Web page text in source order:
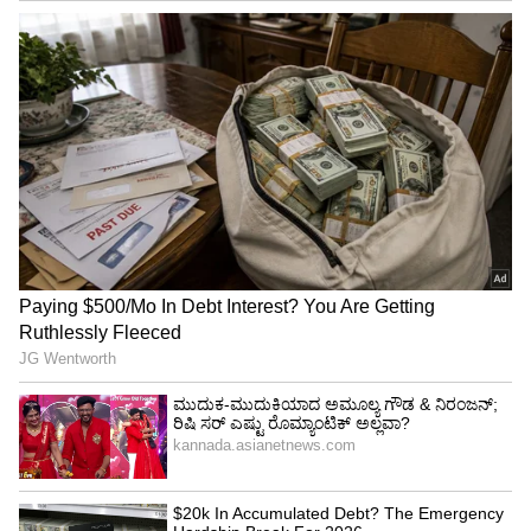
ಕೇವಲ ಐದು ವರ್ಷದವರಾಗಿದ್ದಾಗ ಅವರ ತಂದೆ ದೀನನಾಥ್
ಮಂಗೇಶ್ಕರ್ ಅವರ ಸಂಗೀತ ನಾಟಕಗಳಲ್ಲಿ ಹಾಡಲು ಮತ್ತು
ನಟಿಸಲು ಪ್ರಾರಂಭಿಸಿದರು. ಶಾಲೆಯಲ್ಲಿ ತನ್ನ ಮೊದಲ ದಿನ,
ಅವರು ಇತರ ಮಕ್ಕಳಿಗೆ ಸಂಗೀತ ಪಾಠಗಳನ್ನು ನೀಡಲು
ಪ್ರಾರಂಭಿಸಿದರು. ಮತ್ತು ಶಿಕ್ಷಕರು ಸಂಗೀತ ಪಾಠ ನಿಲ್ಲಿಸಲು
ಹೇಳಿದಾಗ, ಅವರು ತುಂಬಾ ಬೇಸರಗೊಂಡರು ಹೀಗಾಗಿ
ಅವರು ಎಂದಿಗೂ ಶಾಲೆಗೆ ಹೋಗದಿರಲು ನಿರ್ಧರಿಸಿದರು. ಇತರ
ಮೂಲಗಳು ಅವರು ತನ್ನ ತಂಗಿ ಗಾಯಕಿ ಆಶಾಳೊಂದಿಗೆ
ಯಾವಾಗಲೂ ಶಾಲೆಗೆ ಹೋಗುತ್ತಿದ್ದರು.